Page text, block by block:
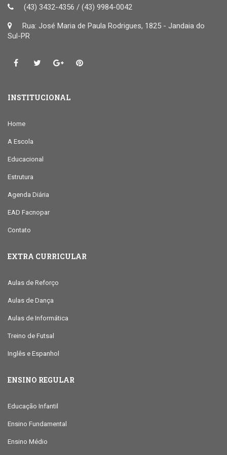
(43) 3432-4356 / (43) 9984-0042
Rua: José Maria de Paula Rodrigues, 1825 - Jandaia do
Sul-PR
INSTITUCIONAL
Home
A Escola
Educacional
Estrutura
Agenda Diária
EAD Facnopar
Contato
EXTRA CURRICULAR
Aulas de Reforço
Aulas de Dança
Aulas de Informática
Treino de Futsal
Inglês e Espanhol
ENSINO REGULAR
Educação Infantil
Ensino Fundamental
Ensino Médio